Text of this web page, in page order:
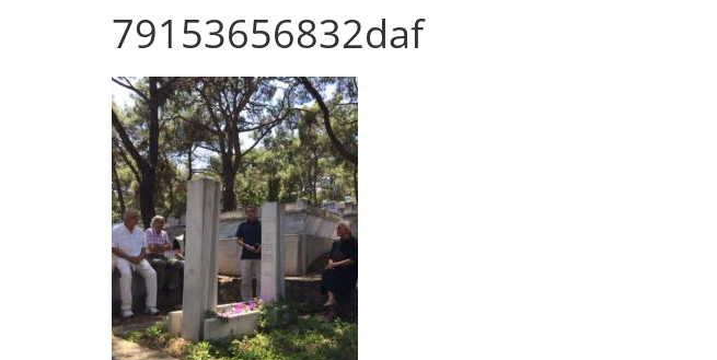
79153656832daf